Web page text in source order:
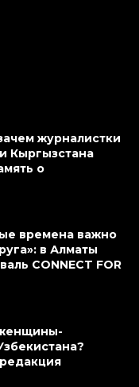
журналистки
Кыргызстана
о
времена важно
в Алматы
CONNECT FOR